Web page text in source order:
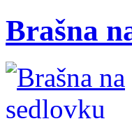
Brašna